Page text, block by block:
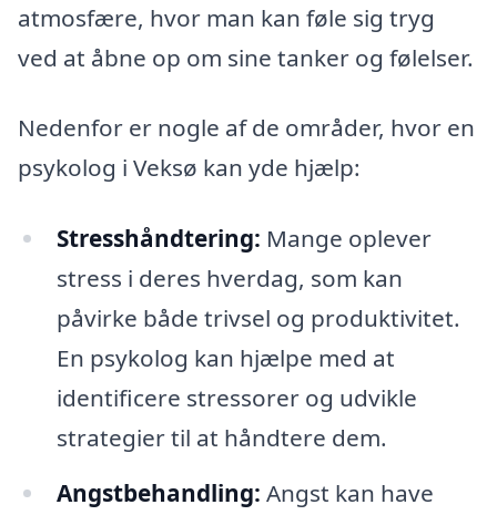
atmosfære, hvor man kan føle sig tryg
ved at åbne op om sine tanker og følelser.
Nedenfor er nogle af de områder, hvor en
psykolog i Veksø kan yde hjælp:
Stresshåndtering: Mange oplever
stress i deres hverdag, som kan
påvirke både trivsel og produktivitet.
En psykolog kan hjælpe med at
identificere stressorer og udvikle
strategier til at håndtere dem.
Angstbehandling: Angst kan have